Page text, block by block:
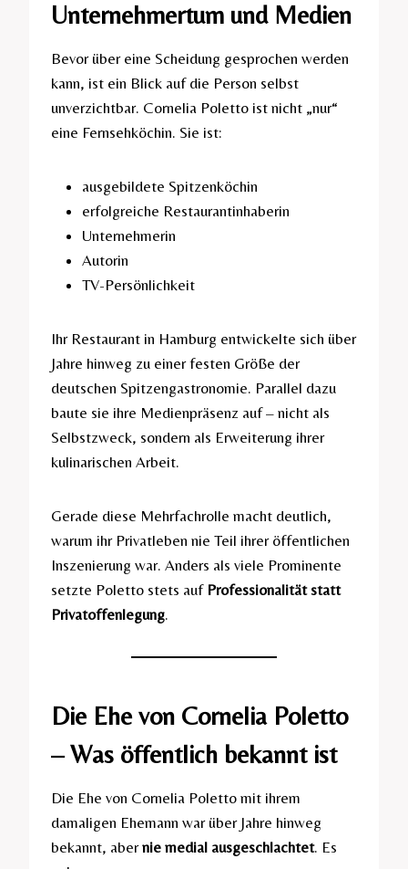
Unternehmertum und Medien
Bevor über eine Scheidung gesprochen werden
kann, ist ein Blick auf die Person selbst
unverzichtbar. Cornelia Poletto ist nicht „nur“
eine Fernsehköchin. Sie ist:
ausgebildete Spitzenköchin
erfolgreiche Restaurantinhaberin
Unternehmerin
Autorin
TV-Persönlichkeit
Ihr Restaurant in Hamburg entwickelte sich über
Jahre hinweg zu einer festen Größe der
deutschen Spitzengastronomie. Parallel dazu
baute sie ihre Medienpräsenz auf – nicht als
Selbstzweck, sondern als Erweiterung ihrer
kulinarischen Arbeit.
Gerade diese Mehrfachrolle macht deutlich,
warum ihr Privatleben nie Teil ihrer öffentlichen
Inszenierung war. Anders als viele Prominente
setzte Poletto stets auf Professionalität statt
Privatoffenlegung.
Die Ehe von Cornelia Poletto
– Was öffentlich bekannt ist
Die Ehe von Cornelia Poletto mit ihrem
damaligen Ehemann war über Jahre hinweg
bekannt, abernie medial ausgeschlachtet. Es